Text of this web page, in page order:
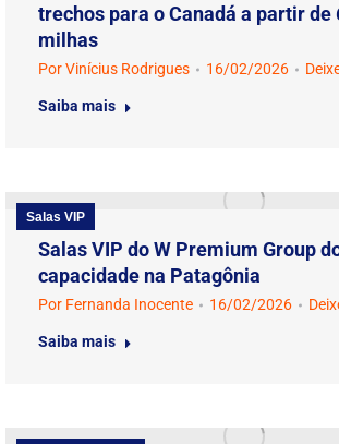
trechos para o Canadá a partir de
milhas
PorVinícius Rodrigues 16/02/2026
Saiba mais
Salas VIP
Salas VIP do W Premium Group
capacidade na Patagônia
Por Fernanda Inocente 16/02/2026
Saiba mais